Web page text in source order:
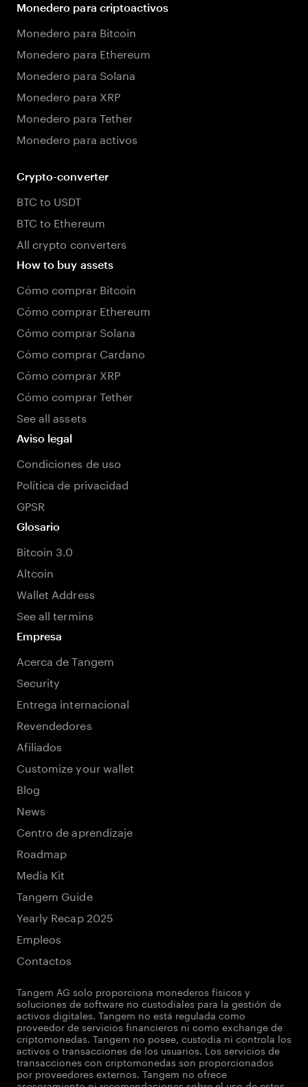
Monedero para criptoactivos
Monedero para Bitcoin
Monedero para Ethereum
Monedero para Solana
Monedero para XRP
Monedero para Tether
Monedero para activos
Crypto-converter
BTC to USDT
BTC to Ethereum
All crypto converters
How to buy assets
Cómo comprar Bitcoin
Cómo comprar Ethereum
Cómo comprar Solana
Cómo comprar Cardano
Cómo comprar XRP
Cómo comprar Tether
See all assets
Aviso legal
Condiciones de uso
Política de privacidad
GPSR
Glosario
Bitcoin 3.0
Altcoin
Wallet Address
See all termins
Empresa
Acerca de Tangem
Security
Entrega internacional
Revendedores
Afiliados
Customize your wallet
Blog
News
Centro de aprendizaje
Roadmap
Media Kit
Tangem Guide
Yearly Recap 2025
Empleos
Contactos
Tangem AG solo proporciona monederos físicos y
soluciones de software no custodiales para la gestión de
activos digitales. Tangem no está regulada como
proveedor de servicios financieros ni como exchange de
criptomonedas. Tangem no posee, custodia ni controla los
activos o transacciones de los usuarios. Los servicios de
transacciones con criptomonedas son proporcionados
por proveedores externos. Tangem no ofrece